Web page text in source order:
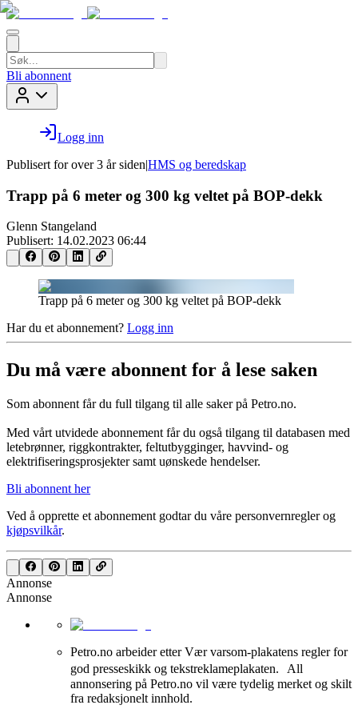
Bli abonnent
Logg inn
Publisert for over 3 år siden|HMS og beredskap
Trapp på 6 meter og 300 kg veltet på BOP-dekk
Glenn Stangeland
Publisert: 14.02.2023 06:44
Trapp på 6 meter og 300 kg veltet på BOP-dekk
Har du et abonnement? Logg inn
Du må være abonnent for å lese saken
Som abonnent får du full tilgang til alle saker på Petro.no.
Med vårt utvidede abonnement får du også tilgang til databasen med
letebrønner, riggkontrakter, feltutbygginger, havvind- og
elektrifiseringsprosjekter samt uønskede hendelser.
Bli abonnent her
Ved å opprette et abonnement godtar du våre personvernreglerog
kjøpsvilkår.
Annonse
Annonse
Petro.no arbeider etter Vær varsom-plakatens regler for
god presseskikk og tekstreklameplakaten. All
annonsering på Petro.no vil være tydelig merket og skilt
fra redaksjonelt innhold.